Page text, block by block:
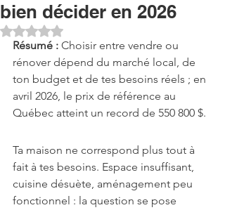
bien décider en 2026
Noté NaN étoiles sur 5.
Résumé : Choisir entre vendre ou
rénover dépend du marché local, de
ton budget et de tes besoins réels ; en
avril 2026, le prix de référence au
Québec atteint un record de 550 800 $.
Ta maison ne correspond plus tout à
fait à tes besoins. Espace insuffisant,
cuisine désuète, aménagement peu
fonctionnel : la question se pose